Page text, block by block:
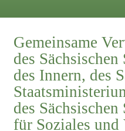
Gemeinsame
des
des Innern, des
des
für Soziales und